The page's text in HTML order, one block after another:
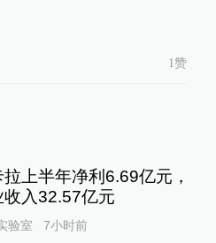
1赞
上半年净利6.69亿元，
收入32.57亿元
验室 7小时前